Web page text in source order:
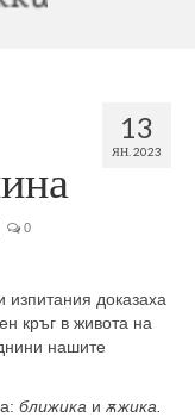
13
ЯН. 2023
0
изпита­ния доказаха
кръг в живота на
нашите
бли­жика и ѫжика.